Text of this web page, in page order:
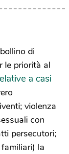
di
le priorità al
a casi
violenza
con
persecutori;
la